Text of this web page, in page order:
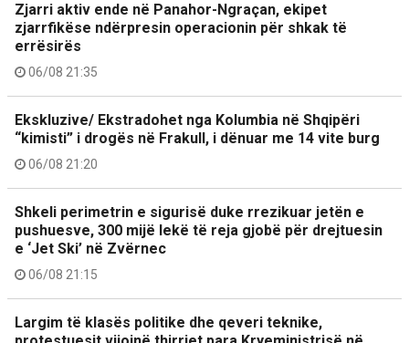
Zjarri aktiv ende në Panahor-Ngraçan, ekipet
zjarrfikëse ndërpresin operacionin për shkak të
errësirës
06/08 21:35
Ekskluzive/ Ekstradohet nga Kolumbia në Shqipëri
“kimisti” i drogës në Frakull, i dënuar me 14 vite burg
06/08 21:20
Shkeli perimetrin e sigurisë duke rrezikuar jetën e
pushuesve, 300 mijë lekë të reja gjobë për drejtuesin
e ‘Jet Ski’ në Zvërnec
06/08 21:15
Largim të klasës politike dhe qeveri teknike,